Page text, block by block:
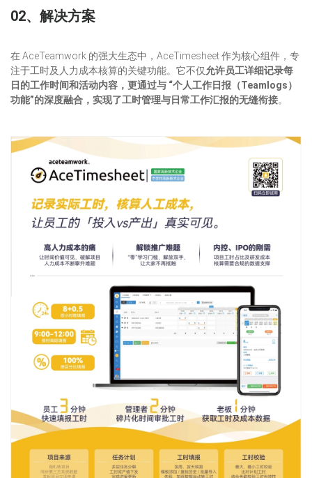
02、解决方案
在 AceTeamwork 的强大生态中，AceTimesheet 作为核心组件，专
注于工时及人力成本核算的关键功能。它不仅允许员工详细记录每
日的工作时间和活动内容，更通过与 “个人工作日报（Teamlogs）
功能”的深度融合 ， 实现了工时管理与日常工作汇报的无缝衔接。